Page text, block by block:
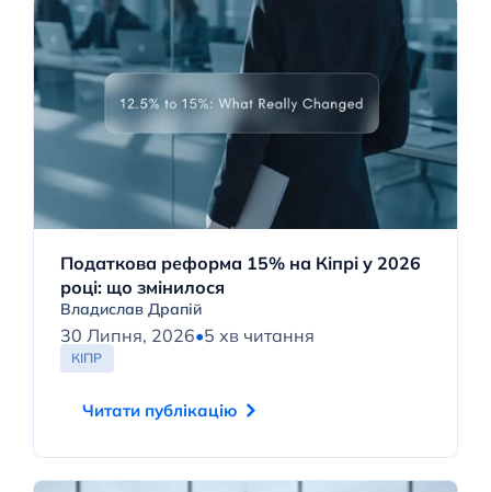
Податкова реформа 15% на Кіпрі у 2026
році: що змінилося
Владислав Драпій
30 Липня, 2026•5 хв читання
КІПР
Читати публікацію